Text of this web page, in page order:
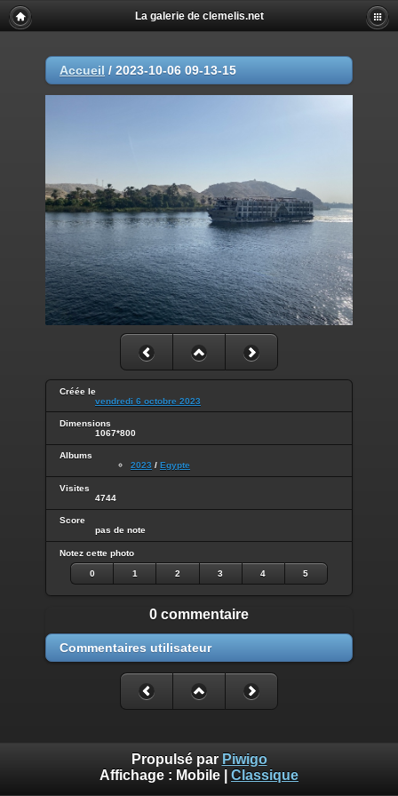
La galerie de clemelis.net
Accueil / 2023-10-06 09-13-15
Créée le
vendredi 6 octobre 2023
Dimensions
1067*800
Albums
2023 / Egypte
Visites
4744
Score
pas de note
Notez cette photo
0 1 2 3 4 5
0 commentaire
Commentaires utilisateur
Propulsé par Piwigo
Affichage : Mobile Classique